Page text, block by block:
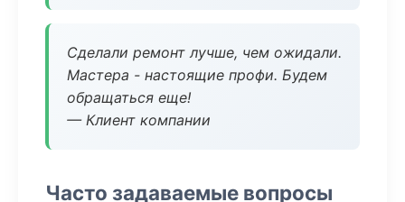
Сделали ремонт лучше, чем ожидали.
Мастера - настоящие профи. Будем
обращаться еще!
— Клиент компании
Часто задаваемые вопросы